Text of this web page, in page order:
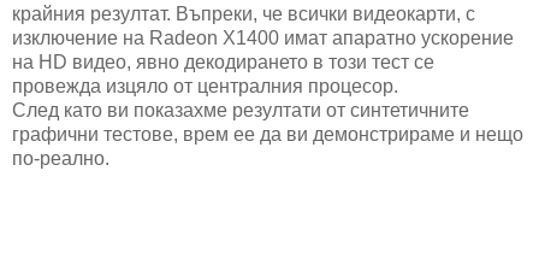
крайния резултат. Въпреки, че всички видеокарти, с
изключение на Radeon X1400 имат апаратно ускорение
на HD видео, явно декодирането в този тест се
провежда изцяло от централния процесор.
След като ви показахме резултати от синтетичните
графични тестове, врем ее да ви демонстрираме и нещо
по-реално.